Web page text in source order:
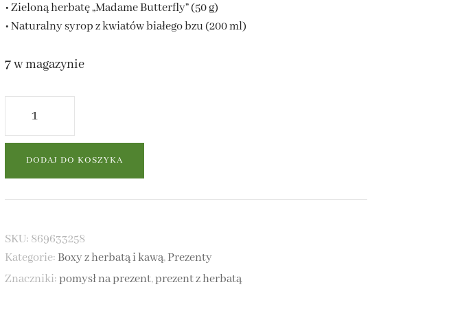
• Zieloną herbatę „Madame Butterfly” (50 g)
• Naturalny syrop z kwiatów białego bzu (200 ml)
7 w magazynie
Zielona
Harmonia
prezentowy
DODAJ DO KOSZYKA
SKU: 869633258
Kategorie: Boxy z herbatą i kawą,Prezenty
Znaczniki:pomysł na prezent,prezent z herbatą